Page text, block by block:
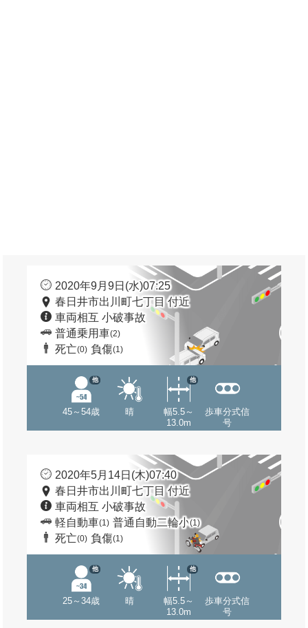
2020年9月9日(水)07:25
春日井市出川町七丁目 付近
車両相互 小破事故
普通乗用車(2)
死亡(0) 負傷(1)
45～54歳
他
晴
幅5.5～
13.0m
他
歩車分式信
号
2020年5月14日(木)07:40
春日井市出川町七丁目 付近
車両相互 小破事故
軽自動車(1) 普通自動二輪小(1)
死亡(0) 負傷(1)
25～34歳
他
晴
幅5.5～
13.0m
他
歩車分式信
号